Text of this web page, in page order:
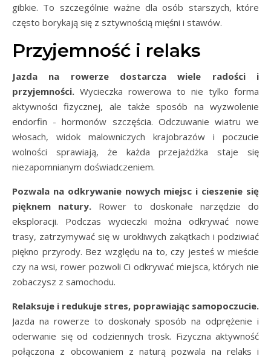
gibkie. To szczególnie ważne dla osób starszych, które
często borykają się z sztywnością mięśni i stawów.
Przyjemność i relaks
Jazda na rowerze dostarcza wiele radości i
przyjemności. Wycieczka rowerowa to nie tylko forma
aktywności fizycznej, ale także sposób na wyzwolenie
endorfin - hormonów szczęścia. Odczuwanie wiatru we
włosach, widok malowniczych krajobrazów i poczucie
wolności sprawiają, że każda przejażdżka staje się
niezapomnianym doświadczeniem.
Pozwala na odkrywanie nowych miejsc i cieszenie się
pięknem natury. Rower to doskonałe narzędzie do
eksploracji. Podczas wycieczki można odkrywać nowe
trasy, zatrzymywać się w urokliwych zakątkach i podziwiać
piękno przyrody. Bez względu na to, czy jesteś w mieście
czy na wsi, rower pozwoli Ci odkrywać miejsca, których nie
zobaczysz z samochodu.
Relaksuje i redukuje stres, poprawiając samopoczucie.
Jazda na rowerze to doskonały sposób na odprężenie i
oderwanie się od codziennych trosk. Fizyczna aktywność
połączona z obcowaniem z naturą pozwala na relaks i